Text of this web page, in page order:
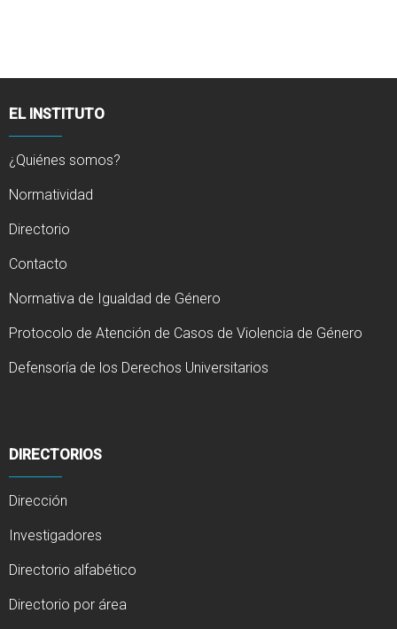
EL INSTITUTO
¿Quiénes somos?
Normatividad
Directorio
Contacto
Normativa de Igualdad de Género
Protocolo de Atención de Casos de Violencia de Género
Defensoría de los Derechos Universitarios
DIRECTORIOS
Dirección
Investigadores
Directorio alfabético
Directorio por área